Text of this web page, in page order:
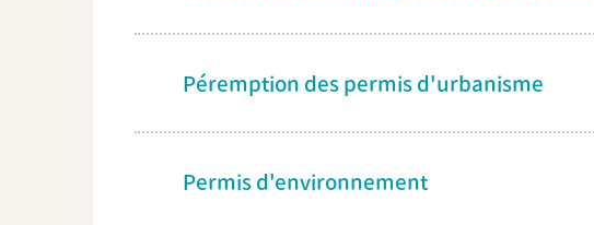
Péremption des permis d'urbanisme
Permis d'environnement